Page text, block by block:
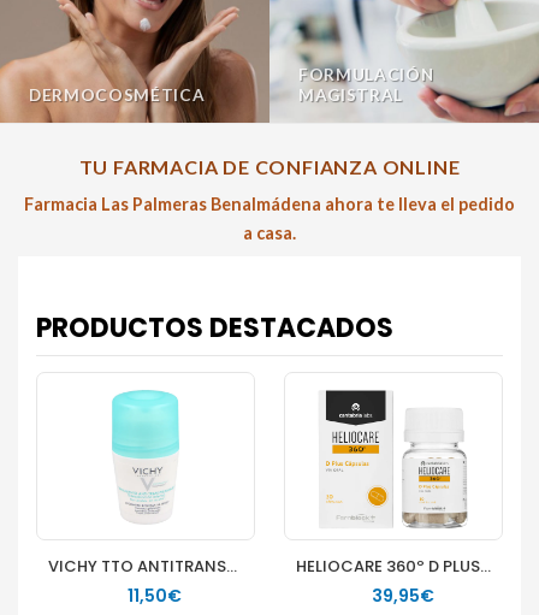
DERMOCOSMÉTICA
FORMULACIÓN
MAGISTRAL
TU FARMACIA DE CONFIANZA ONLINE
Farmacia Las Palmeras Benalmádena ahora te lleva el pedido
a casa.